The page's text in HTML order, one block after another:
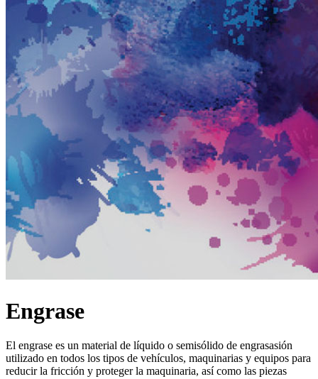
Engrase
El engrase es un material de líquido o semisólido de engrasasión
utilizado en todos los tipos de vehículos, maquinarias y equipos para
reducir la fricción y proteger la maquinaria, así como las piezas